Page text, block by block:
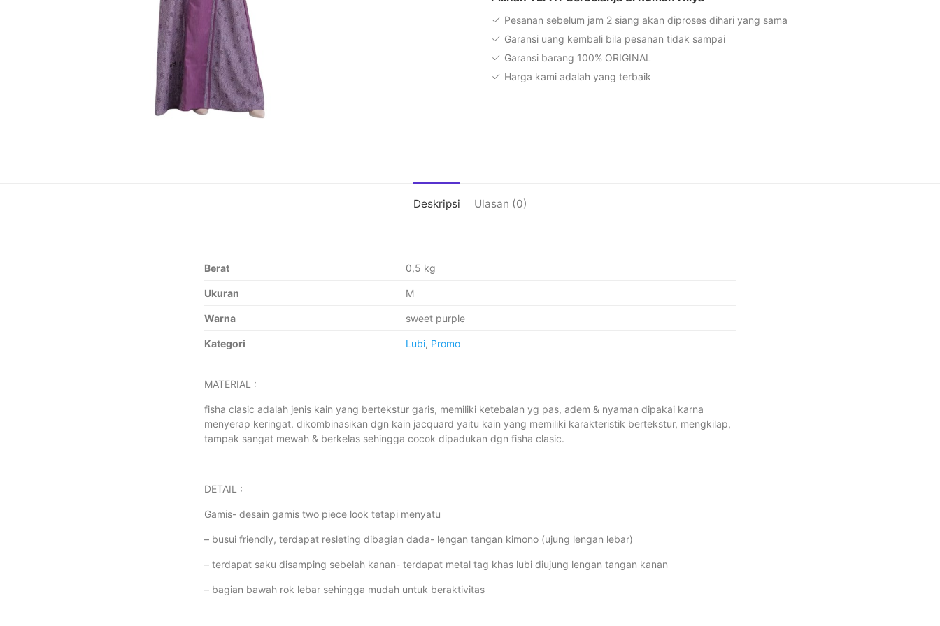
Pesanan sebelum jam 2 siang akan diproses dihari yang sama
Garansi uang kembali bila pesanan tidak sampai
Garansi barang 100% ORIGINAL
Harga kami adalah yang terbaik
Deskripsi Ulasan (0)
Berat 0,5 kg
Ukuran M
Warna sweet purple
Kategori Lubi, Promo
MATERIAL :
fisha clasic adalah jenis kain yang bertekstur garis, memiliki ketebalan yg pas, adem & nyaman dipakai karna
menyerap keringat. dikombinasikan dgn kain jacquard yaitu kain yang memiliki karakteristik bertekstur, mengkilap,
tampak sangat mewah & berkelas sehingga cocok dipadukan dgn fisha clasic.
DETAIL :
Gamis- desain gamis two piece look tetapi menyatu
– busui friendly, terdapat resleting dibagian dada- lengan tangan kimono (ujung lengan lebar)
– terdapat saku disamping sebelah kanan- terdapat metal tag khas lubi diujung lengan tangan kanan
– bagian bawah rok lebar sehingga mudah untuk beraktivitas